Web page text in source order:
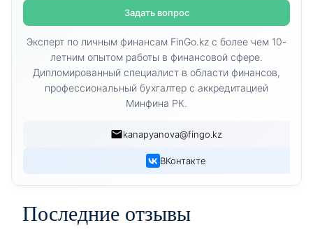
Задать вопрос
Эксперт по личным финансам FinGo.kz с более чем 10-
летним опытом работы в финансовой сфере.
Дипломированный специалист в области финансов,
профессиональный бухгалтер с аккредитацией
Минфина РК.
kanapyanova@fingo.kz
ВКонтакте
Последние отзывы